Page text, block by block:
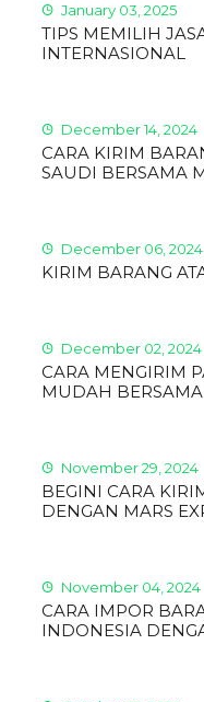
January 03, 2025
TIPS MEMILIH
INTERNASIONAL
December 14, 2024
CARA KIRIM
SAUDI BERSAMA
December 06, 2024
KIRIM BARANG
December 02, 2024
CARA MENGIRIM
MUDAH BERSAMA
November 29, 2024
BEGINI CARA
DENGAN MARS
November 04, 2024
CARA IMPOR
INDONESIA